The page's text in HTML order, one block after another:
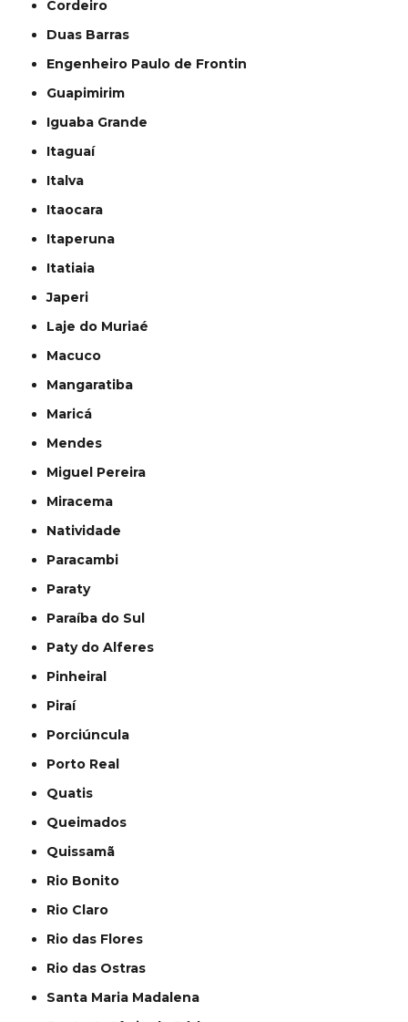
Cordeiro
Duas Barras
Engenheiro Paulo de Frontin
Guapimirim
Iguaba Grande
Itaguaí
Italva
Itaocara
Itaperuna
Itatiaia
Japeri
Laje do Muriaé
Macuco
Mangaratiba
Maricá
Mendes
Miguel Pereira
Miracema
Natividade
Paracambi
Paraty
Paraíba do Sul
Paty do Alferes
Pinheiral
Piraí
Porciúncula
Porto Real
Quatis
Queimados
Quissamã
Rio Bonito
Rio Claro
Rio das Flores
Rio das Ostras
Santa Maria Madalena